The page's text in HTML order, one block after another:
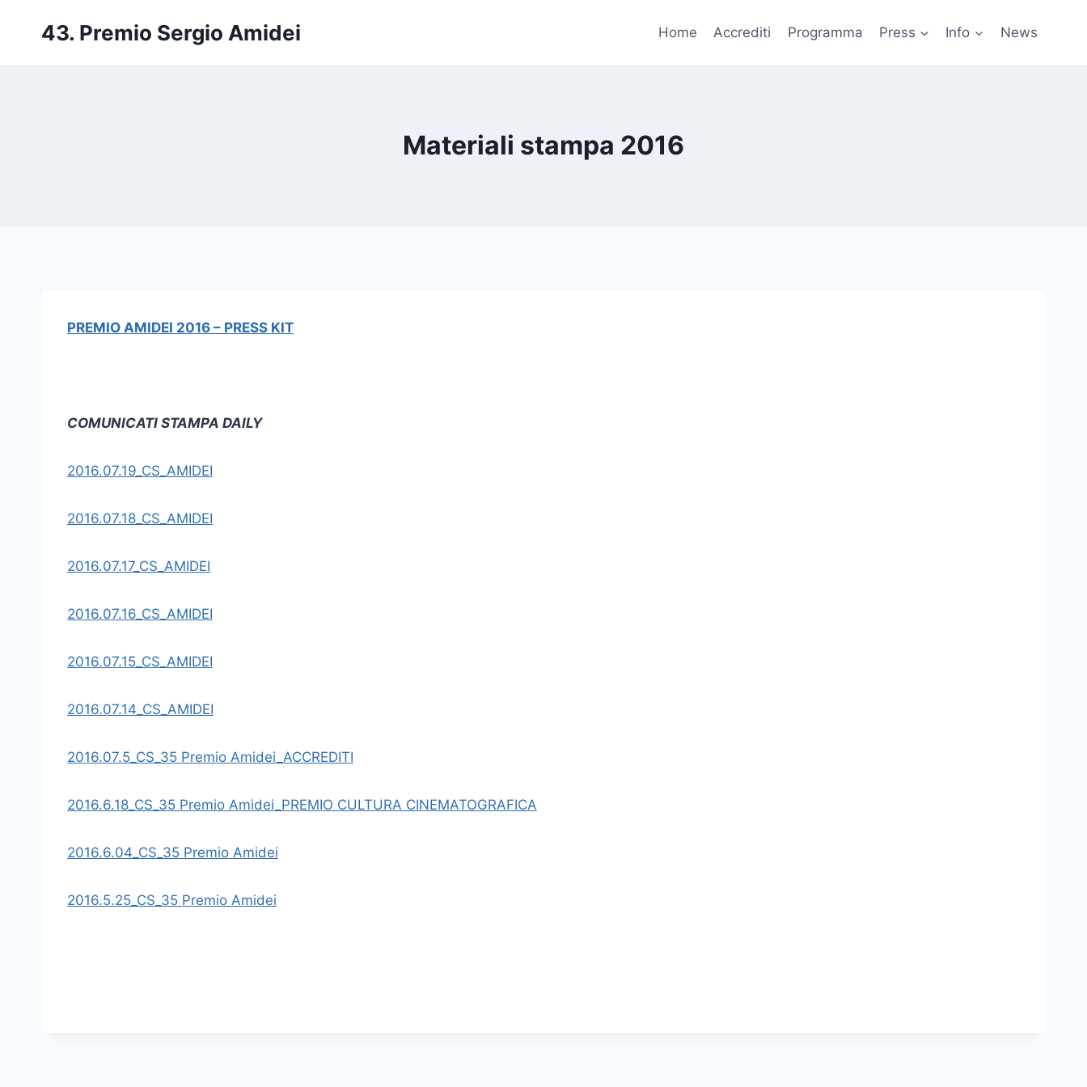
43. Premio Sergio Amidei Home Accrediti Programma Press Info News
Materiali stampa 2016
PREMIO AMIDEI 2016 – PRESS KIT
COMUNICATI STAMPA DAILY
2016.07.19_CS_AMIDEI
2016.07.18_CS_AMIDEI
2016.07.17_CS_AMIDEI
2016.07.16_CS_AMIDEI
2016.07.15_CS_AMIDEI
2016.07.14_CS_AMIDEI
2016.07.5_CS_35 Premio Amidei_ACCREDITI
2016.6.18_CS_35 Premio Amidei_PREMIO CULTURA CINEMATOGRAFICA
2016.6.04_CS_35 Premio Amidei
2016.5.25_CS_35 Premio Amidei